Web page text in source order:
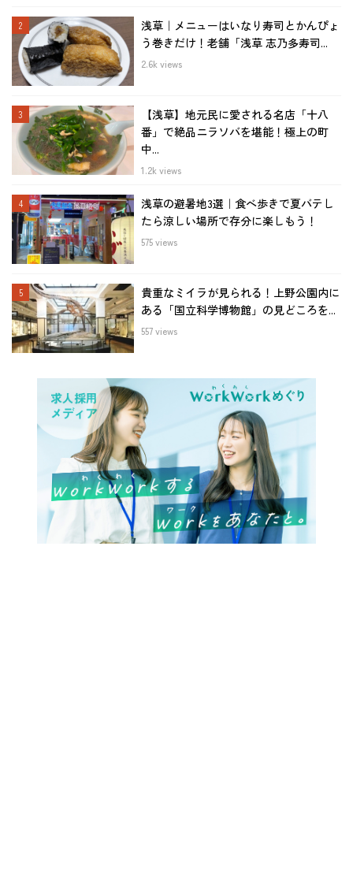
浅草｜メニューはいなり寿司とかんぴょ
う巻きだけ！老舗「浅草 志乃多寿司...
2.6k views
【浅草】地元民に愛される名店「十八
番」で絶品ニラソバを堪能！極上の町
中...
1.2k views
浅草の避暑地3選｜食べ歩きで夏バテし
たら涼しい場所で存分に楽しもう！
575 views
貴重なミイラが見られる！上野公園内に
ある「国立科学博物館」の見どころを...
557 views